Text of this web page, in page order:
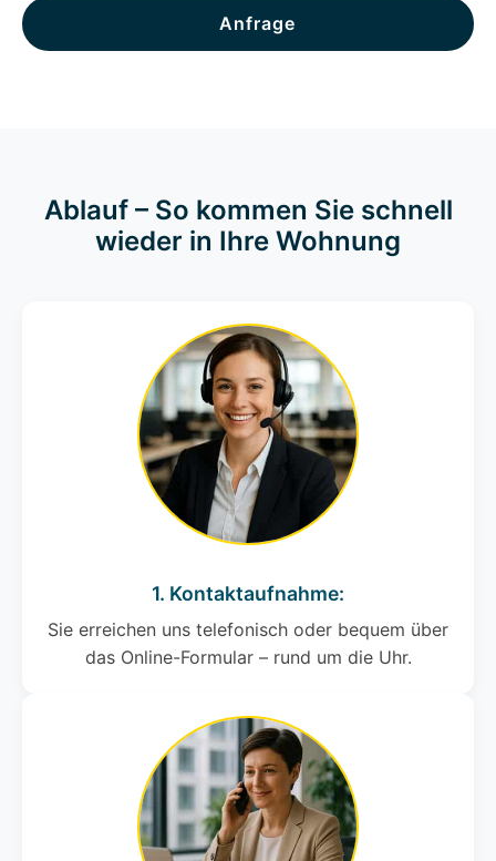
Anfrage
Ablauf – So kommen Sie schnell
wieder in Ihre Wohnung
1. Kontaktaufnahme:
Sie erreichen uns telefonisch oder bequem über
das Online-Formular – rund um die Uhr.